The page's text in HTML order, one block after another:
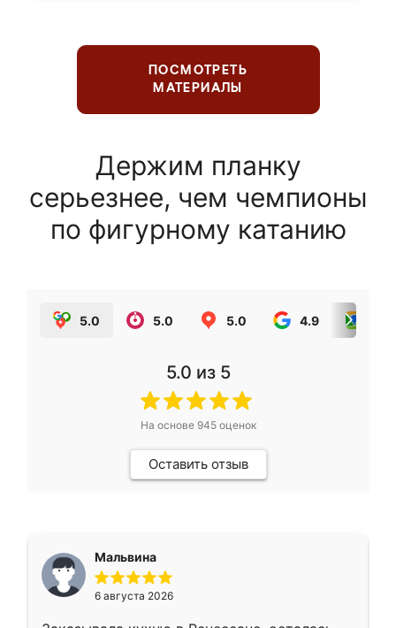
ПОСМОТРЕТЬ
МАТЕРИАЛЫ
Держим планку
серьезнее, чем чемпионы
по фигурному катанию
5.0 5.0 5.0 4.9
5.0 из 5
На основе 945оценок
Оставить отзыв
Мальвина
6 августа 2026